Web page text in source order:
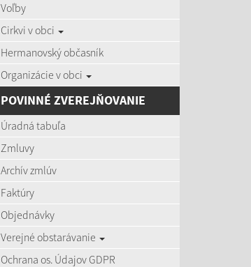
Voľby
Cirkvi v obci
Hermanovský občasník
Organizácie v obci
POVINNÉ ZVEREJŇOVANIE
Úradná tabuľa
Zmluvy
Archív zmlúv
Faktúry
Objednávky
Verejné obstarávanie
Ochrana os. Údajov GDPR